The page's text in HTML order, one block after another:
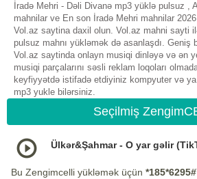
İradə Mehri - Dəli Divanə mp3 yüklə pulsuz ,
mahnilar ve En son İradə Mehri mahnilar
Vol.az saytina daxil olun. Vol.az mahni sayti
pulsuz mahnı yükləmək də asanlaşdı. Geniş
Vol.az saytinda onlayn musiqi dinləyə və ən
musiqi parçalarını səsli reklam loqoları
keyfiyyətdə istifadə etdiyiniz kompyuter və ya
mp3 yukle bilərsiniz.
Seçilmiş
Ülkər&Şahmar - O yar gəlir
Bu Zengimcelli yükləmək üçün